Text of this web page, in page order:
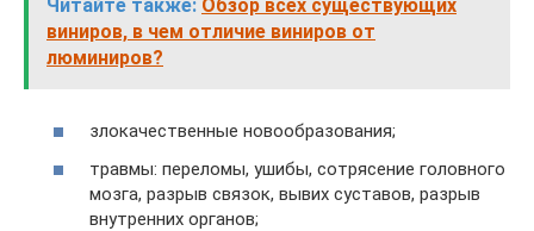
Читайте также: Обзор всех существующих
виниров, в чем отличие виниров от
люминиров?
злокачественные новообразования;
травмы: переломы, ушибы, сотрясение головного
мозга, разрыв связок, вывих суставов, разрыв
внутренних органов;